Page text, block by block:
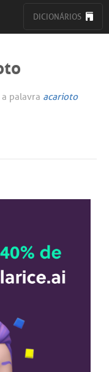
DICIONÁRIOS
palavra acarioto